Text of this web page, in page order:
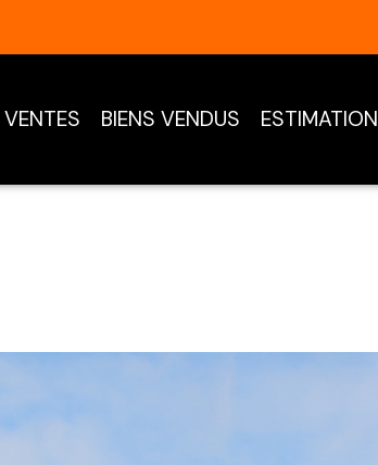
VENTES BIENS VENDUS ESTIMATION